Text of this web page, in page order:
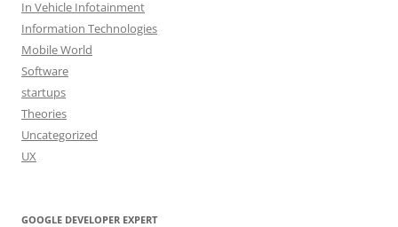
In Vehicle Infotainment
Information Technologies
Mobile World
Software
startups
Theories
Uncategorized
UX
GOOGLE DEVELOPER EXPERT